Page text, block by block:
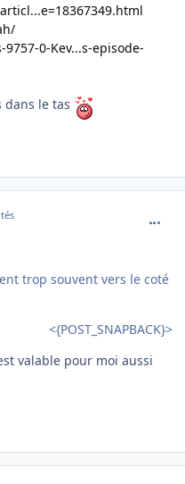
0-Kev...s-episode-
dans le tas
trop souvent vers le coté
<{POST_SNAPBACK}>
valable pour moi aussi